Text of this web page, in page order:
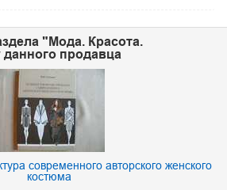
"Мода. Красота.
данного продавца
современного авторского женского
костюма